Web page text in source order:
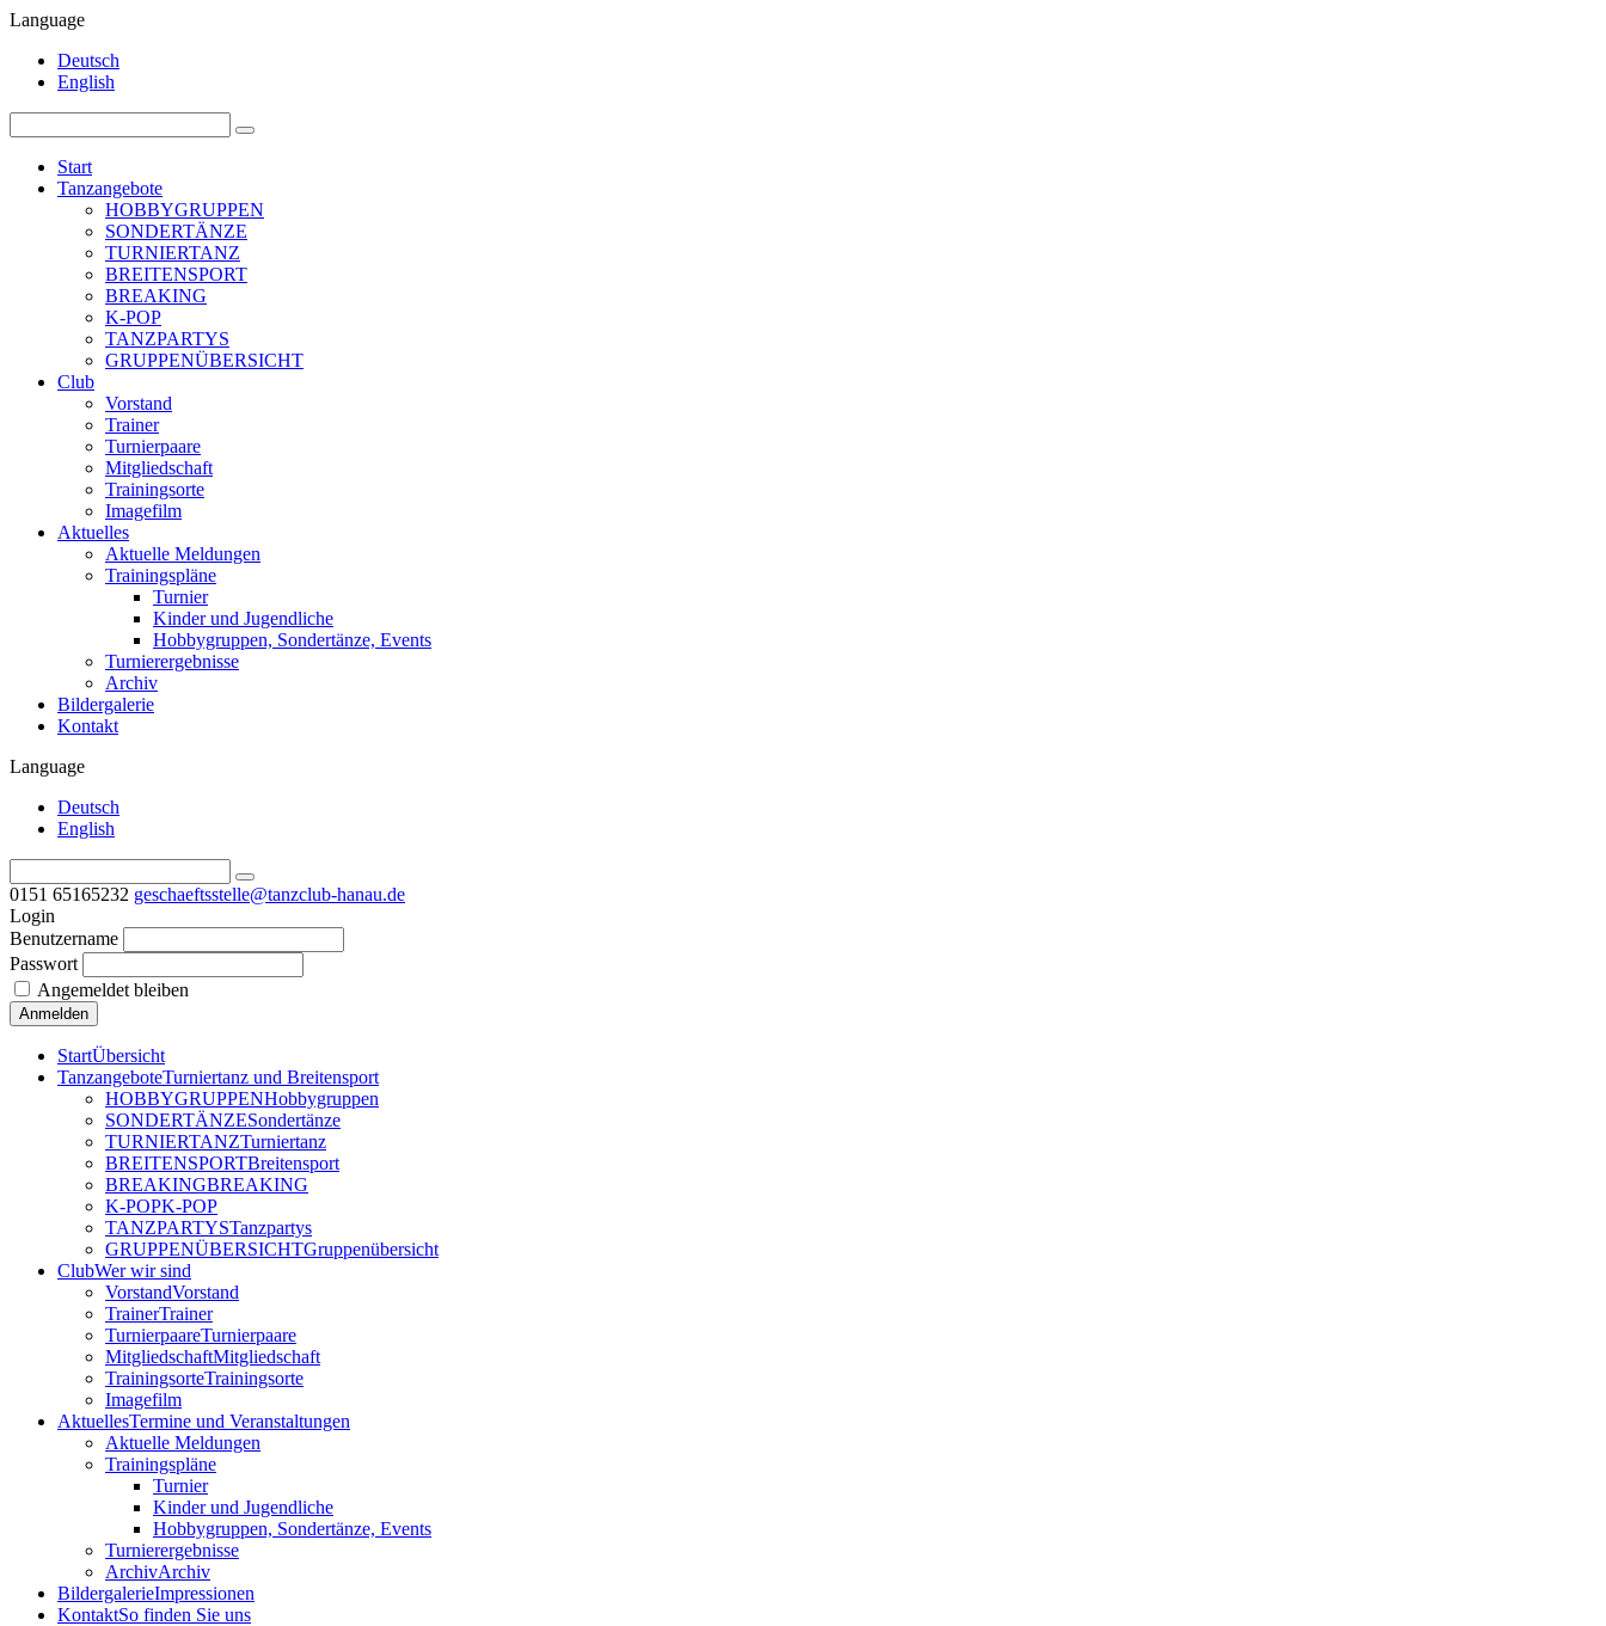
Language
Deutsch
English
Start
Tanzangebote
HOBBYGRUPPEN
SONDERTÄNZE
TURNIERTANZ
BREITENSPORT
BREAKING
K-POP
TANZPARTYS
GRUPPENÜBERSICHT
Club
Vorstand
Trainer
Turnierpaare
Mitgliedschaft
Trainingsorte
Imagefilm
Aktuelles
Aktuelle Meldungen
Trainingspläne
Turnier
Kinder und Jugendliche
Hobbygruppen, Sondertänze, Events
Turnierergebnisse
Archiv
Bildergalerie
Kontakt
Language
Deutsch
English
0151 65165232 geschaeftsstelle@tanzclub-hanau.de
Login
Benutzername
Passwort
Angemeldet bleiben
StartÜbersicht
TanzangeboteTurniertanz und Breitensport
HOBBYGRUPPENHobbygruppen
SONDERTÄNZESondertänze
TURNIERTANZTurniertanz
BREITENSPORTBreitensport
BREAKINGBREAKING
K-POPK-POP
TANZPARTYSTanzpartys
GRUPPENÜBERSICHTGruppenübersicht
ClubWer wir sind
VorstandVorstand
TrainerTrainer
TurnierpaareTurnierpaare
MitgliedschaftMitgliedschaft
TrainingsorteTrainingsorte
Imagefilm
AktuellesTermine und Veranstaltungen
Aktuelle Meldungen
Trainingspläne
Turnier
Kinder und Jugendliche
Hobbygruppen, Sondertänze, Events
Turnierergebnisse
ArchivArchiv
BildergalerieImpressionen
KontaktSo finden Sie uns